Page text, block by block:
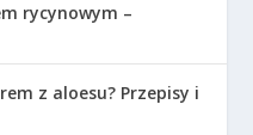
rycynowym –
z aloesu? Przepisy i